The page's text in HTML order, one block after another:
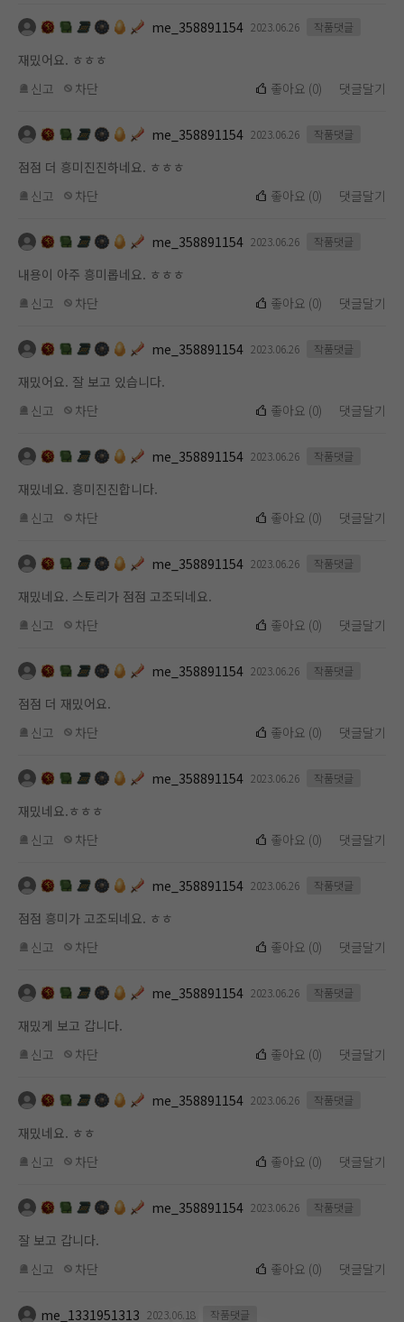
me_358891154 2023.06.26 작품댓글
재밌어요. ㅎㅎㅎ
신고
차단 좋아요 (0) 댓글달기
me_358891154 2023.06.26 작품댓글
점점 더 흥미진진하네요. ㅎㅎㅎ
신고
차단 좋아요 (0) 댓글달기
me_358891154 2023.06.26 작품댓글
내용이 아주 흥미롭네요. ㅎㅎㅎ
신고
차단 좋아요 (0) 댓글달기
me_358891154 2023.06.26 작품댓글
재밌어요. 잘 보고 있습니다.
신고
차단 좋아요 (0) 댓글달기
me_358891154 2023.06.26 작품댓글
재밌네요. 흥미진진합니다.
신고
차단 좋아요 (0) 댓글달기
me_358891154 2023.06.26 작품댓글
재밌네요. 스토리가 점점 고조되네요.
신고
차단 좋아요 (0) 댓글달기
me_358891154 2023.06.26 작품댓글
점점 더 재밌어요.
신고
차단 좋아요 (0) 댓글달기
me_358891154 2023.06.26 작품댓글
재밌네요.ㅎㅎㅎ
신고
차단 좋아요 (0) 댓글달기
me_358891154 2023.06.26 작품댓글
점점 흥미가 고조되네요. ㅎㅎ
신고
차단 좋아요 (0) 댓글달기
me_358891154 2023.06.26 작품댓글
재밌게 보고 갑니다.
신고
차단 좋아요 (0) 댓글달기
me_358891154 2023.06.26 작품댓글
재밌네요. ㅎㅎ
신고
차단 좋아요 (0) 댓글달기
me_358891154 2023.06.26 작품댓글
잘 보고 갑니다.
신고
차단 좋아요 (0) 댓글달기
me_1331951313 2023.06.18 작품댓글